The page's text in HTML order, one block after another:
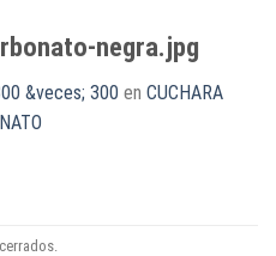
negra.jpg
&veces; 300 en CUCHARA